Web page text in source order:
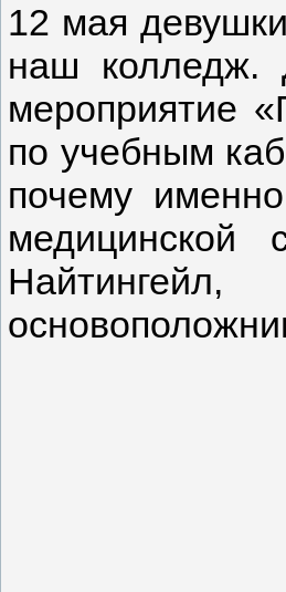
12 мая
наш колледж.
мероприятие
по учебным
почему